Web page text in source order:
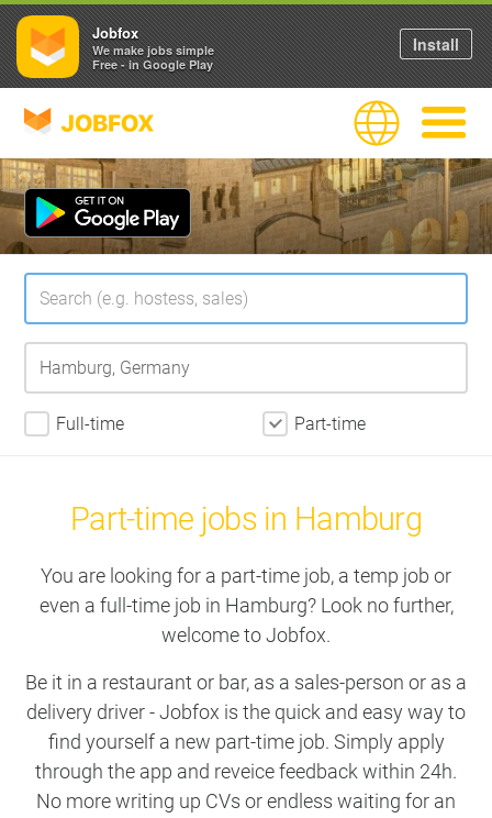
JOBFOX Navigate
Language
Full-time Part-time
Part-time jobs in Hamburg
You are looking for a part-time job, a temp job or
even a full-time job in Hamburg? Look no further,
welcome to Jobfox.
Be it in a restaurant or bar, as a sales-person or as a
delivery driver - Jobfox is the quick and easy way to
find yourself a new part-time job. Simply apply
through the app and reveice feedback within 24h.
No more writing up CVs or endless waiting for an
Jobfox
We make jobs simple
Free - in Google Play
Install